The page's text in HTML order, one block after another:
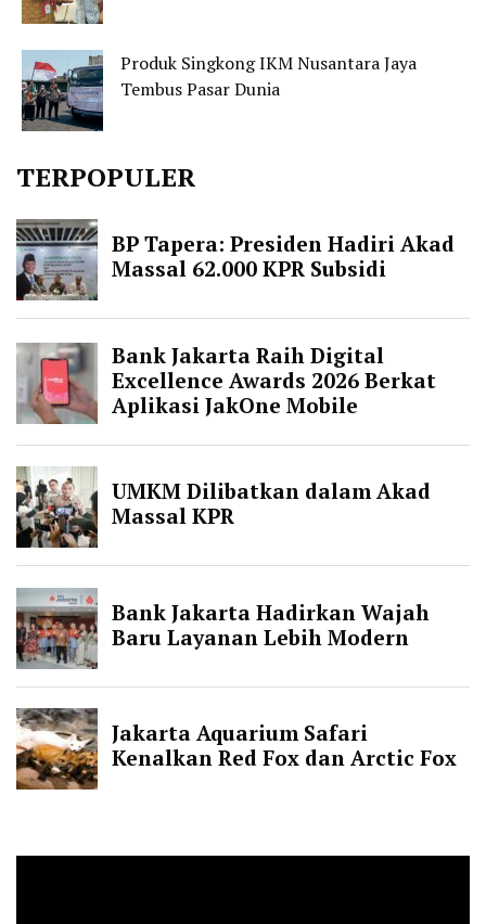
Produk Singkong IKM Nusantara Jaya
Tembus Pasar Dunia
TERPOPULER